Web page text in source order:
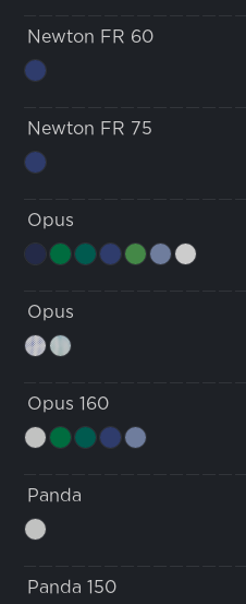
Newton FR 60
Newton FR 75
Opus
Opus
Opus 160
Panda
Panda 150